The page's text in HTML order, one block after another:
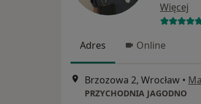
Więcej
Adres Online
Brzozowa 2, Wrocław •
PRZYCHODNIA JAGODNO